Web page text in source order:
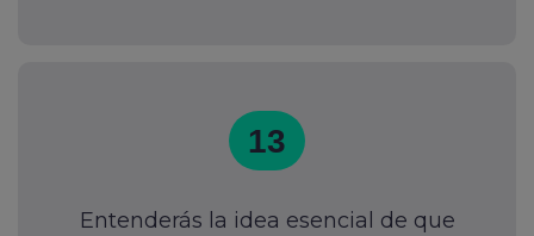
13
Entenderás la idea esencial de que